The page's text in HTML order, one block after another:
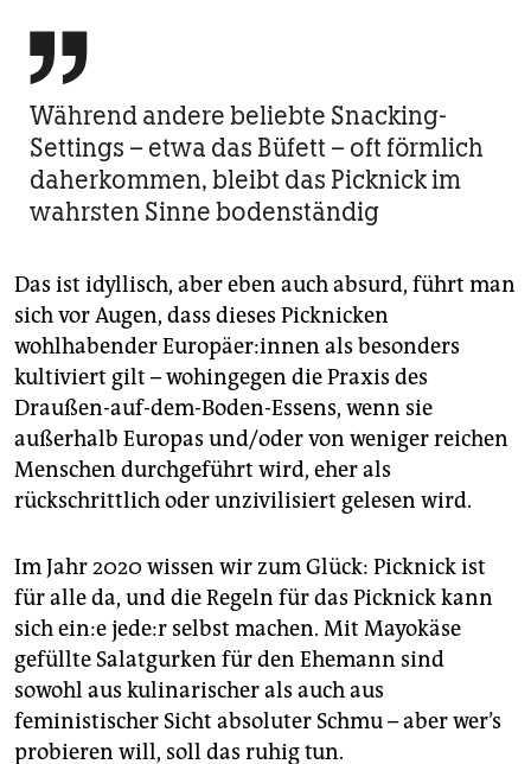

Während andere beliebte Snacking-
Settings – etwa das Büfett – oft förmlich
daherkommen, bleibt das Picknick im
wahrsten Sinne bodenständig
Das ist idyllisch, aber eben auch absurd, führt man
sich vor Augen, dass dieses Picknicken
wohlhabender Europäer:innen als besonders
kultiviert gilt – wohingegen die Praxis des
Draußen-auf-dem-Boden-Essens, wenn sie
außerhalb Europas und/oder von weniger reichen
Menschen durchgeführt wird, eher als
rückschrittlich oder unzivilisiert gelesen wird.
Im Jahr 2020 wissen wir zum Glück: Picknick ist
für alle da, und die Regeln für das Picknick kann
sich ein:e jede:r selbst machen. Mit Mayokäse
gefüllte Salatgurken für den Ehemann sind
sowohl aus kulinarischer als auch aus
feministischer Sicht absoluter Schmu – aber wer’s
probieren will, soll das ruhig tun.